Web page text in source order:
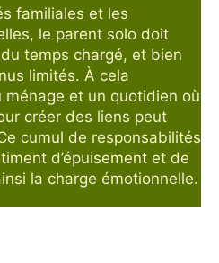
familiales et les
le parent solo doit
temps chargé, et bien
limités. À cela
ménage et un quotidien où
créer des liens peut
cumul de responsabilités
d’épuisement et de
la charge émotionnelle.